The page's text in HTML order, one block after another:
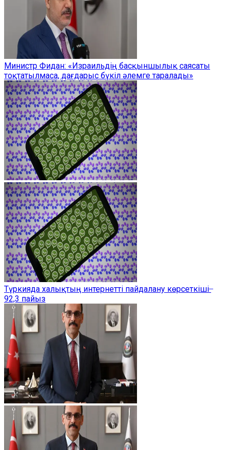
Министр Фидан: «Израильдің басқыншылық саясаты
тоқтатылмаса, дағдарыс бүкіл әлемге таралады»
Түркияда халықтың интернетті пайдалану көрсеткіші ̶
92,3 пайыз